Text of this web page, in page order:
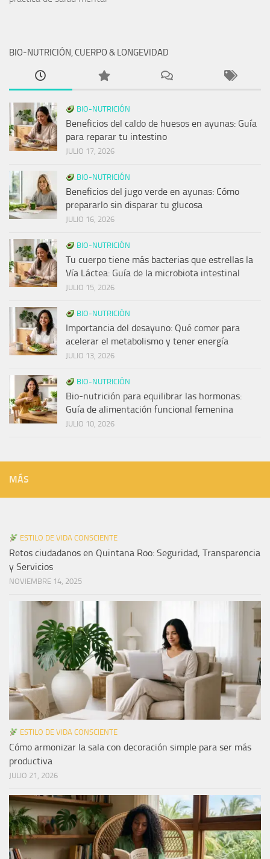
BIO-NUTRICIÓN, CUERPO & LONGEVIDAD
BIO-NUTRICIÓN
Beneficios del caldo de huesos en ayunas: Guía
para reparar tu intestino
JULIO 17, 2026
BIO-NUTRICIÓN
Beneficios del jugo verde en ayunas: Cómo
prepararlo sin disparar tu glucosa
JULIO 16, 2026
BIO-NUTRICIÓN
Tu cuerpo tiene más bacterias que estrellas la
Vía Láctea: Guía de la microbiota intestinal
JULIO 15, 2026
BIO-NUTRICIÓN
Importancia del desayuno: Qué comer para
acelerar el metabolismo y tener energía
JULIO 13, 2026
BIO-NUTRICIÓN
Bio-nutrición para equilibrar las hormonas:
Guía de alimentación funcional femenina
JULIO 10, 2026
MÁS
ESTILO DE VIDA CONSCIENTE
Retos ciudadanos en Quintana Roo: Seguridad, Transparencia
y Servicios
NOVIEMBRE 14, 2025
ESTILO DE VIDA CONSCIENTE
Cómo armonizar la sala con decoración simple para ser más
productiva
JULIO 21, 2026